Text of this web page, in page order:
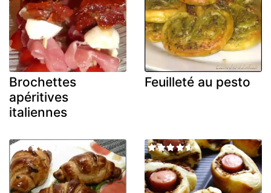
Brochettes
apéritives
italiennes
Feuilleté au pesto